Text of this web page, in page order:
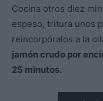
Cocina otros diez
espeso, tritura unos
reincorpóralos a la
jamón crudo por
25 minutos.